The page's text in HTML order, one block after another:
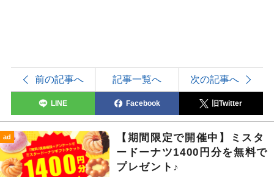
前の記事へ 記事一覧へ 次の記事へ
LINE Facebook 旧Twitter
ad
【期間限定で開催中】ミスタ
ードーナツ1400円分を無料で
プレゼント♪